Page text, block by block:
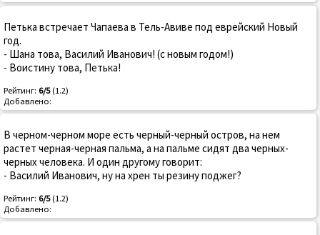
Петька встречает Чапаева в Тель-Авиве под еврейский Новый
год.
- Шана това, Василий Иванович! (с новым годом!)
- Воистину това, Петька!
Рейтинг: 6/5(1.2)
Добавлено:
В черном-черном море есть черный-черный остров, на нем
растет черная-черная пальма, а на пальме сидят два черных-
черных человека. И один другому говорит:
- Василий Иванович, ну на хрен ты резину поджег?
Рейтинг: 6/5(1.2)
Добавлено: